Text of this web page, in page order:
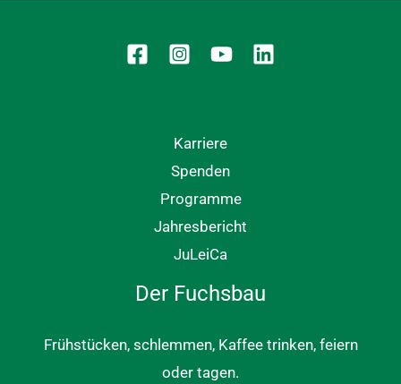
Karriere
Spenden
Programme
Jahresbericht
JuLeiCa
Der Fuchsbau
Frühstücken, schlemmen, Kaffee trinken, feiern
oder tagen.